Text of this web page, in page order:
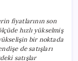
fiyatlarının son
hızlı yükselmiş
bir noktada
de satışları
satışlar